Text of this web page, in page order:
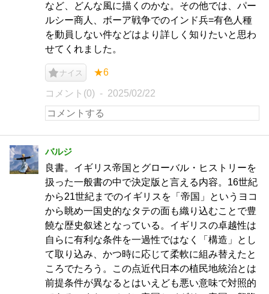
など、どんな風に描くのかな。その他では、パー
ルシー商人、ボーア戦争でのインド兵=有色人種
を動員しない件などはより詳しく知りたいと思わ
せてくれました。
ナイス ★6
コメント(0) 2025/02/22
バルジ
良書。イギリス帝国とグローバル・ヒストリーを
扱った一般書の中で決定版と言える内容。16世紀
から21世紀までのイギリスを「帝国」というヨコ
から眺め一国史的なタテの面も織り込むことで豊
饒な歴史叙述となっている。イギリスの卓越性は
自らに有利な条件を一過性ではなく「構造」とし
て取り込み、かつ時に応じて柔軟に組み替えたと
ころでたろう。この点近代日本の植民地統治とは
前提条件が異なるとはいえども悪い意味で対照的